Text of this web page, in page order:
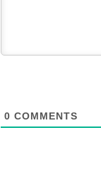
0 COMMENTS